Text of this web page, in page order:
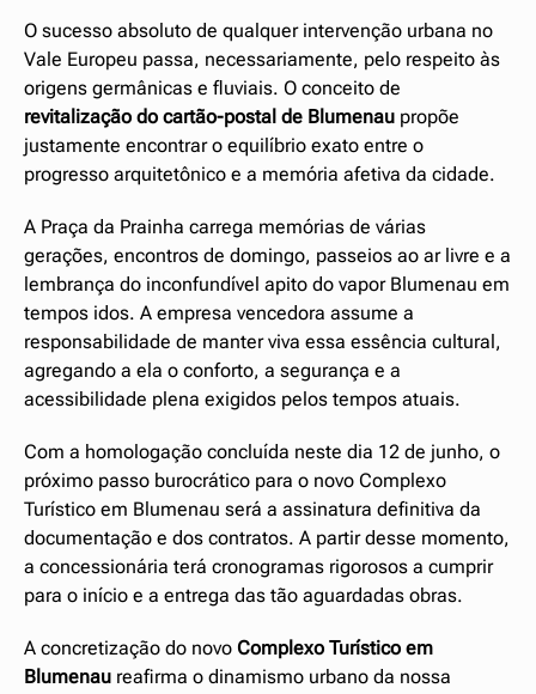
O sucesso absoluto de qualquer intervenção urbana no
Vale Europeu passa, necessariamente, pelo respeito às
origens germânicas e fluviais. O conceito de
revitalização do cartão-postal de Blumenau propõe
justamente encontrar o equilíbrio exato entre o
progresso arquitetônico e a memória afetiva da cidade.
A Praça da Prainha carrega memórias de várias
gerações, encontros de domingo, passeios ao ar livre e a
lembrança do inconfundível apito do vapor Blumenau em
tempos idos. A empresa vencedora assume a
responsabilidade de manter viva essa essência cultural,
agregando a ela o conforto, a segurança e a
acessibilidade plena exigidos pelos tempos atuais.
Com a homologação concluída neste dia 12 de junho, o
próximo passo burocrático para o novo Complexo
Turístico em Blumenau será a assinatura definitiva da
documentação e dos contratos. A partir desse momento,
a concessionária terá cronogramas rigorosos a cumprir
para o início e a entrega das tão aguardadas obras.
A concretização do novo Complexo Turístico em
Blumenau reafirma o dinamismo urbano da nossa